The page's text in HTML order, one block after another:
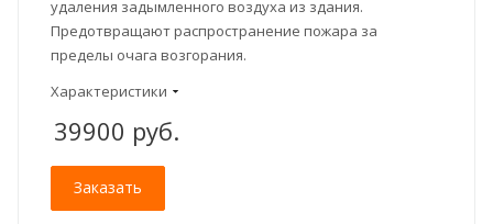
удаления задымленного воздуха из здания.
Предотвращают распространение пожара за
пределы очага возгорания.
Характеристики
39900 руб.
Заказать